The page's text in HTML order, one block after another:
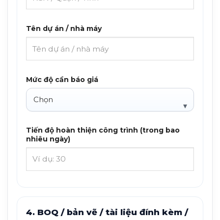
Tên dự án / nhà máy
Mức độ cần báo giá
Tiến độ hoàn thiện công trình (trong bao
nhiêu ngày)
4. BOQ / bản vẽ / tài liệu đính kèm /